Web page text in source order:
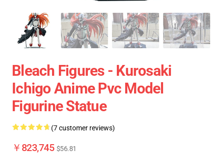
Bleach Figures - Kurosaki
Ichigo Anime Pvc Model
Figurine Statue
(7 customer reviews)
￥823,745 $56.81